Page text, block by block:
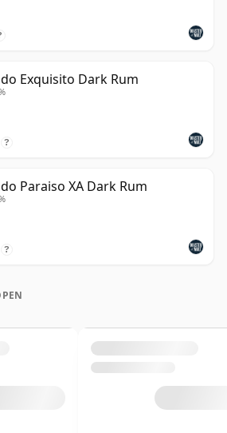
Exquisito Dark Rum
?
Paraiso XA Dark Rum
?